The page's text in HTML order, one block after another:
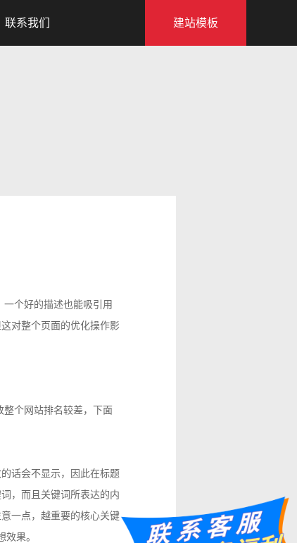
联系我们 建站模板
个好的描述也能吸引用
对整个页面的优化操作影
个网站排名较差，下面
话会不显示，因此在标题
，而且关键词所表达的内
一点，越重要的核心关键
果。